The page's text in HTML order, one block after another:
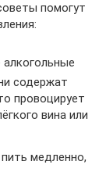
помогут
алкогольные
содержат
провоцирует
вина или
медленно,